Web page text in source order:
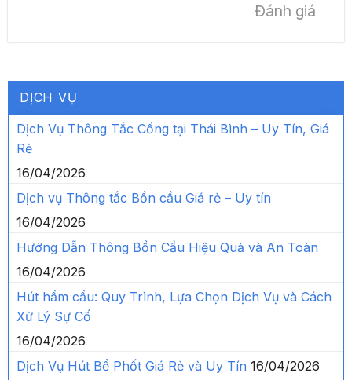
Đánh giá
DỊCH VỤ
Dịch Vụ Thông Tắc Cống tại Thái Bình – Uy Tín, Giá
Rẻ
16/04/2026
Dịch vụ Thông tắc Bồn cầu Giá rẻ – Uy tín
16/04/2026
Hướng Dẫn Thông Bồn Cầu Hiệu Quả và An Toàn
16/04/2026
Hút hầm cầu: Quy Trình, Lựa Chọn Dịch Vụ và Cách
Xử Lý Sự Cố
16/04/2026
Dịch Vụ Hút Bể Phốt Giá Rẻ và Uy Tín 16/04/2026